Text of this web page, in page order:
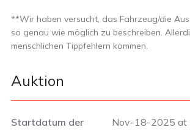
**Wir haben versucht, das Fahrzeug/die
so genau wie möglich zu beschreiben.
menschlichen Tippfehlern kommen.
Auktion
Startdatum der Nov-18-2025 at